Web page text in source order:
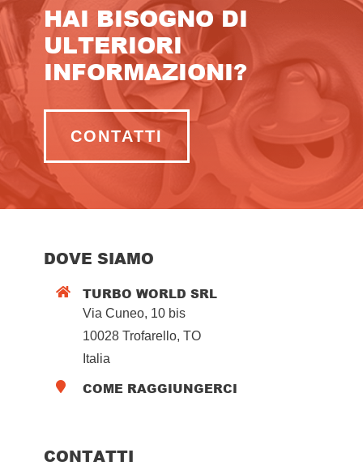
HAI BISOGNO DI
ULTERIORI
INFORMAZIONI?
CONTATTI
DOVE SIAMO
 TURBO WORLD SRL
Via Cuneo, 10 bis
10028 Trofarello, TO
Italia
 COME RAGGIUNGERCI
CONTATTI